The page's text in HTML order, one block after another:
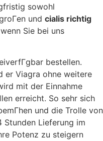
sowohl
und cialis richtig
Sie bei uns
bestellen.
er Viagra ohne weitere
mit der Einnahme
erreicht. So sehr sich
und die Trolle von
Stunden Lieferung im
Potenz zu steigern